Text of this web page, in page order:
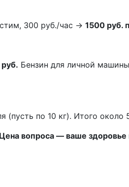
300 руб./час → 1500 руб.
Бензин для личной
(пусть по 10 кг). Итого около
Цена вопроса — ваше здоровье